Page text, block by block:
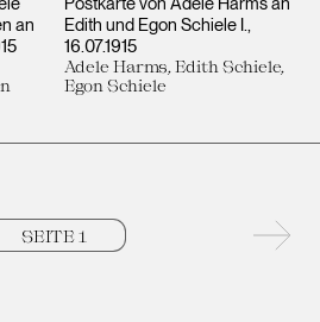
an
Edith und Egon Schiele I.
16.07.1915
Adele Harms, Edith Schiele,
Egon Schiele